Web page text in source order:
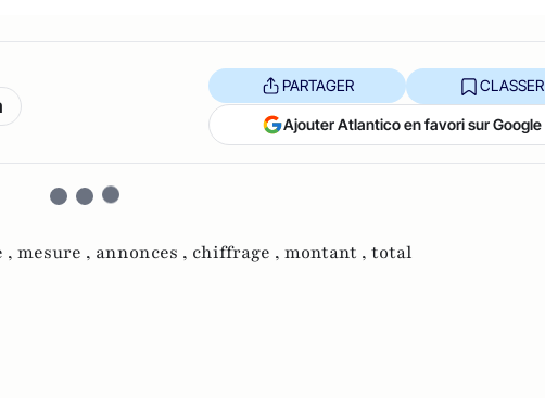
PARTAGER CLASSER
Ajouter Atlantico en favori sur Google
, mesure , annonces , chiffrage , montant , total